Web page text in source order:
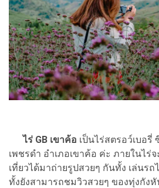
ไร่ GB เขาค้อ เป็นไร่สตรอว์เบอ
เพชรดำ อำเภอเขาค้อ ค่ะ ภายในไร่
เที่ยวได้มาถ่ายรูปสวยๆ กันทั้ง เล่นร
ทั้งยังสามารถชมวิวสวยๆ ของทุ่งกัง